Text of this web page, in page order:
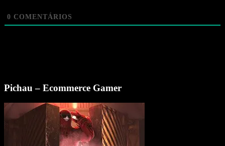
0 COMENTÁRIOS
Pichau – Ecommerce Gamer